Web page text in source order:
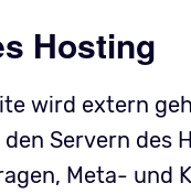
Hosting
wird extern
Servern des
Meta- und